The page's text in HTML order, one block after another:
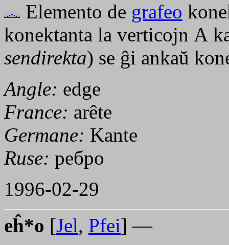
Elemento de grafeo
konektanta la verticojn A
sendirekta) se ĝi ankaŭ
Angle: edge
France: arête
Germane: Kante
Ruse: ребро
1996-02-29
eĥ*o [Jel, Pfei] —